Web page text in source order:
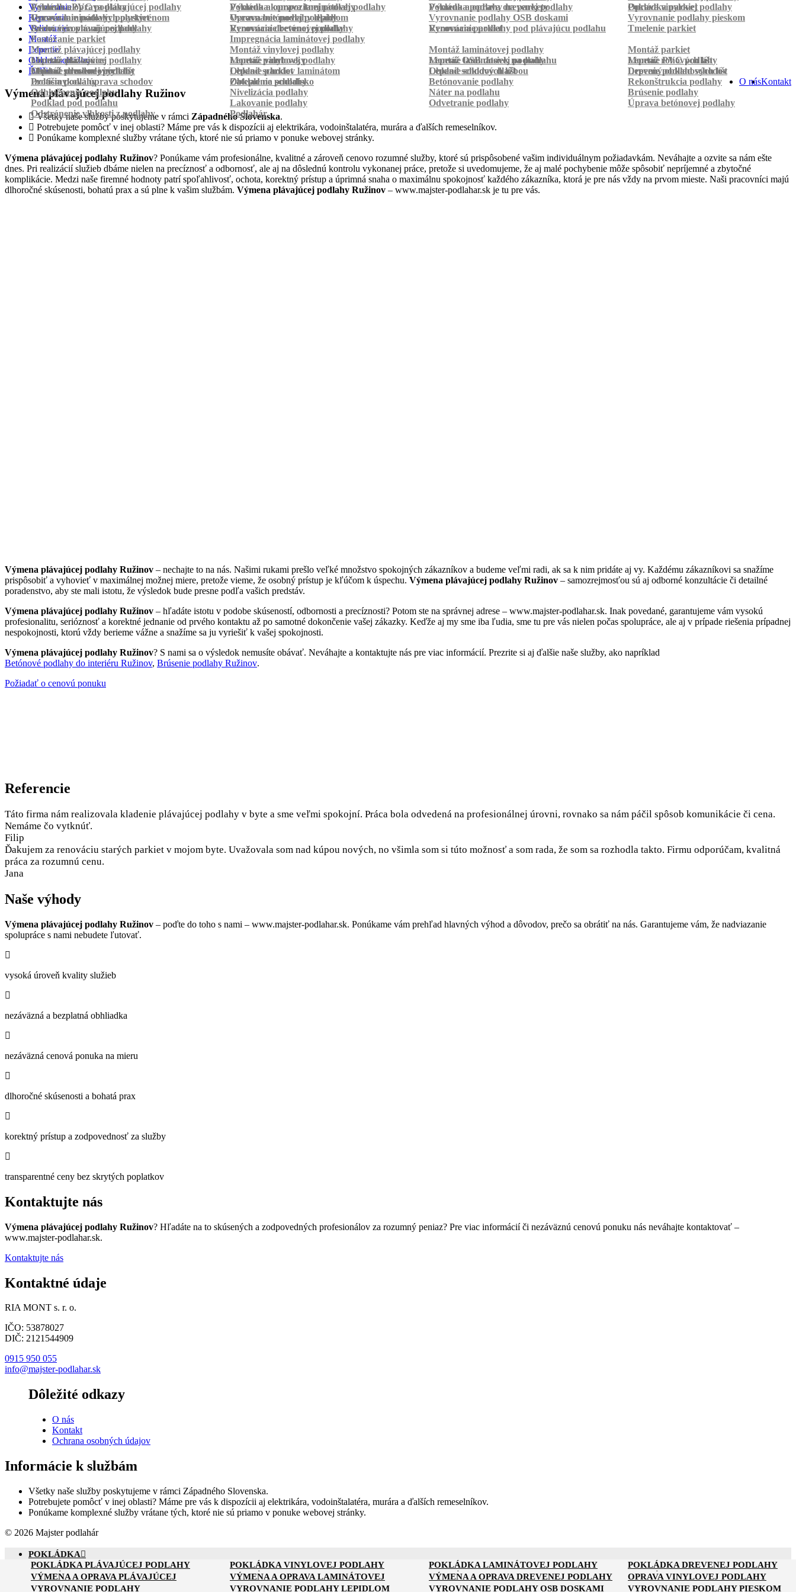
Pokládka PVC podlahy
Pokládka kompozitnej podlahy Pokládka podlahy na parkety Pokládka parkiet
Výmena a oprava plávajúcej podlahy
Výmena a oprava laminátovej podlahy Výmena a oprava drevenej podlahy
Oprava vinylovej podlahy
Oprava laminátových parkiet
Oprava betónovej podlahy
Vyrovnanie
Vyrovnanie podlahy polystyrénom
Vyrovnanie podlahy lepidlom Vyrovnanie podlahy OSB doskami
Vyrovnanie podlahy pieskom
Suché vyrovnanie podlahy
Vyrovnanie betónovej podlahy Vyrovnanie podlahy pod plávajúcu podlahu
Renovácia
Renovácia plávajúcej podlahy
Renovácia drevenej podlahy Renovácia parkiet
Tmelenie parkiet
Pastovanie parkiet
Impregnácia laminátovej podlahy
Vylievanie
Montáž
Montáž plávajúcej podlahy
Montáž vinylovej podlahy Montáž laminátovej podlahy
Montáž parkiet
Montáž dlážkovice
Montáž palubovky Montáž OSB dosiek na podlahu
Montáž rohových líšt
Montáž prechodových líšt
Lepenie
Lepenie plávajúcej podlahy
Lepenie vinylovej podlahy Lepenie laminátovej podlahy
Lepenie PVC podlahy
Lepenie drevenej podlahy
Lepenie parkiet Lepenie soklových líšt Lepenie podlahových líšt
Obklad schodov
Obklad schodov vinylom
Obklad schodov laminátom Obklad schodov dlažbou
Drevený obklad schodov
Protišmyková úprava schodov
Obklad na schodisko
Ďalšie
Izolácia podlahy
Zateplenie podlahy Betónovanie podlahy
Rekonštrukcia podlahy
Odhlučnenie podlahy
Nivelizácia podlahy Náter na podlahu
Brúsenie podlahy
Podklad pod podlahu
Lakovanie podlahy Odvetranie podlahy
Úprava betónovej podlahy
Odstránenie vlhkosti z podlahy
Podlahár
Kontakt
O nás
Výmena plávajúcej podlahy Ružinov
Všetky naše služby poskytujeme v rámci Západného Slovenska.
Potrebujete pomôcť v inej oblasti? Máme pre vás k dispozícii aj elektrikára, vodoinštalatéra, murára a ďalších remeselníkov.
Ponúkame komplexné služby vrátane tých, ktoré nie sú priamo v ponuke webovej stránky.
Výmena plávajúcej podlahy Ružinov? Ponúkame vám profesionálne, kvalitné a zároveň cenovo rozumné služby, ktoré sú prispôsobené vašim individuálnym požiadavkám. Neváhajte a ozvite sa nám ešte
dnes. Pri realizácií služieb dbáme nielen na precíznosť a odbornosť, ale aj na dôslednú kontrolu vykonanej práce, pretože si uvedomujeme, že aj malé pochybenie môže spôsobiť nepríjemné a zbytočné
komplikácie. Medzi naše firemné hodnoty patrí spoľahlivosť, ochota, korektný prístup a úprimná snaha o maximálnu spokojnosť každého zákazníka, ktorá je pre nás vždy na prvom mieste. Naši pracovníci majú
dlhoročné skúsenosti, bohatú prax a sú plne k vašim službám. Výmena plávajúcej podlahy Ružinov – www.majster-podlahar.sk je tu pre vás.
Výmena plávajúcej podlahy Ružinov – nechajte to na nás. Našimi rukami prešlo veľké množstvo spokojných zákazníkov a budeme veľmi radi, ak sa k nim pridáte aj vy. Každému zákazníkovi sa snažíme
prispôsobiť a vyhovieť v maximálnej možnej miere, pretože vieme, že osobný prístup je kľúčom k úspechu. Výmena plávajúcej podlahy Ružinov – samozrejmosťou sú aj odborné konzultácie či detailné
poradenstvo, aby ste mali istotu, že výsledok bude presne podľa vašich predstáv.
Výmena plávajúcej podlahy Ružinov – hľadáte istotu v podobe skúseností, odbornosti a precíznosti? Potom ste na správnej adrese – www.majster-podlahar.sk. Inak povedané, garantujeme vám vysokú
profesionalitu, serióznosť a korektné jednanie od prvého kontaktu až po samotné dokončenie vašej zákazky. Keďže aj my sme iba ľudia, sme tu pre vás nielen počas spolupráce, ale aj v prípade riešenia prípadnej
nespokojnosti, ktorú vždy berieme vážne a snažíme sa ju vyriešiť k vašej spokojnosti.
Výmena plávajúcej podlahy Ružinov? S nami sa o výsledok nemusíte obávať. Neváhajte a kontaktujte nás pre viac informácií. Prezrite si aj ďalšie naše služby, ako napríklad
Betónové podlahy do interiéru Ružinov, Brúsenie podlahy Ružinov.
Požiadať o cenovú ponuku
Referencie
Táto firma nám realizovala kladenie plávajúcej podlahy v byte a sme veľmi spokojní. Práca bola odvedená na profesionálnej úrovni, rovnako sa nám páčil spôsob komunikácie či cena.
Nemáme čo vytknúť.
Filip
Ďakujem za renováciu starých parkiet v mojom byte. Uvažovala som nad kúpou nových, no všimla som si túto možnosť a som rada, že som sa rozhodla takto. Firmu odporúčam, kvalitná
práca za rozumnú cenu.
Jana
Naše výhody
Výmena plávajúcej podlahy Ružinov – poďte do toho s nami – www.majster-podlahar.sk. Ponúkame vám prehľad hlavných výhod a dôvodov, prečo sa obrátiť na nás. Garantujeme vám, že nadviazanie
spolupráce s nami nebudete ľutovať.
vysoká úroveň kvality služieb
nezáväzná a bezplatná obhliadka
nezáväzná cenová ponuka na mieru
dlhoročné skúsenosti a bohatá prax
korektný prístup a zodpovednosť za služby
transparentné ceny bez skrytých poplatkov
Kontaktujte nás
Výmena plávajúcej podlahy Ružinov? Hľadáte na to skúsených a zodpovedných profesionálov za rozumný peniaz? Pre viac informácií či nezáväznú cenovú ponuku nás neváhajte kontaktovať –
www.majster-podlahar.sk.
Kontaktujte nás
Kontaktné údaje
RIA MONT s. r. o.
IČO: 53878027
DIČ: 2121544909
0915 950 055
info@majster-podlahar.sk
Dôležité odkazy
O nás
Kontakt
Ochrana osobných údajov
Informácie k službám
Všetky naše služby poskytujeme v rámci Západného Slovenska.
Potrebujete pomôcť v inej oblasti? Máme pre vás k dispozícii aj elektrikára, vodoinštalatéra, murára a ďalších remeselníkov.
Ponúkame komplexné služby vrátane tých, ktoré nie sú priamo v ponuke webovej stránky.
© 2026 Majster podlahár
POKLÁDKA
POKLÁDKA PLÁVAJÚCEJ PODLAHY
POKLÁDKA VINYLOVEJ PODLAHY POKLÁDKA LAMINÁTOVEJ PODLAHY
POKLÁDKA DREVENEJ PODLAHY
POKLÁDKA PVC PODLAHY
POKLÁDKA KOMPOZITNEJ PODLAHY POKLÁDKA PODLAHY NA PARKETY POKLÁDKA PARKIET
VÝMENA A OPRAVA
VÝMENA A OPRAVA PLÁVAJÚCEJ
PODLAHY
VÝMENA A OPRAVA LAMINÁTOVEJ
PODLAHY
VÝMENA A OPRAVA DREVENEJ PODLAHY OPRAVA VINYLOVEJ PODLAHY
VYROVNANIE
VYROVNANIE PODLAHY
VYROVNANIE PODLAHY LEPIDLOM VYROVNANIE PODLAHY OSB DOSKAMI VYROVNANIE PODLAHY PIESKOM
RENOVÁCIA